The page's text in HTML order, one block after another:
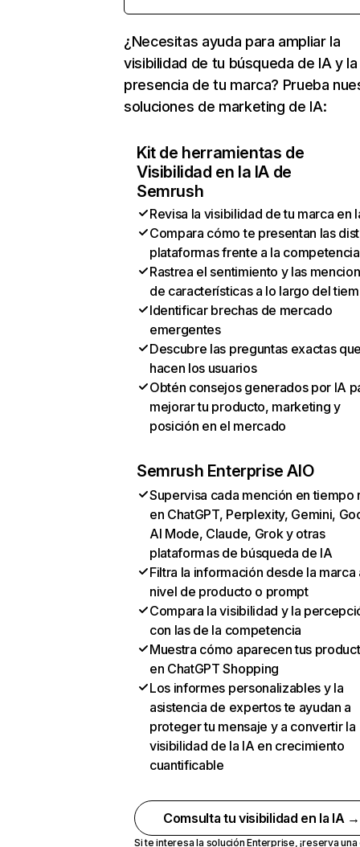
¿Necesitas ayuda para ampliar la
visibilidad de tu búsqueda de IA y la
presencia de tu marca? Prueba
soluciones de marketing de IA:
Kit de herramientas de
Visibilidad en la IA de
Semrush
Revisa la visibilidad de tu marca en
Compara cómo te presentan las
plataformas frente a la competencia
Rastrea el sentimiento y las
de características a lo largo del
Identificar brechas de mercado
emergentes
Descubre las preguntas exactas
hacen los usuarios
Obtén consejos generados por IA
mejorar tu producto, marketing y
posición en el mercado
Semrush Enterprise AIO
Supervisa cada mención en tiempo
en ChatGPT, Perplexity, Gemini,
AI Mode, Claude, Grok y otras
plataformas de búsqueda de IA
Filtra la información desde la marca
nivel de producto o prompt
Compara la visibilidad y la
con las de la competencia
Muestra cómo aparecen tus
en ChatGPT Shopping
Los informes personalizables y la
asistencia de expertos te ayudan a
proteger tu mensaje y a convertir la
visibilidad de la IA en crecimiento
cuantificable
Comsulta tu visibilidad en la IA →
Si te interesa la solución Enterprise,¡reserva